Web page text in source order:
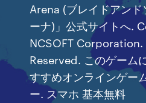
Arena (ブレイドアンド
ーナ)」公式サイトへ.
NCSOFT
Reserved. このゲーム
すすめオンラインゲー
ー. スマホ 基本無料